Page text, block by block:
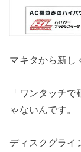
マキタから新し
「ワンタッチ
ゃないんです。
ディスクグライ